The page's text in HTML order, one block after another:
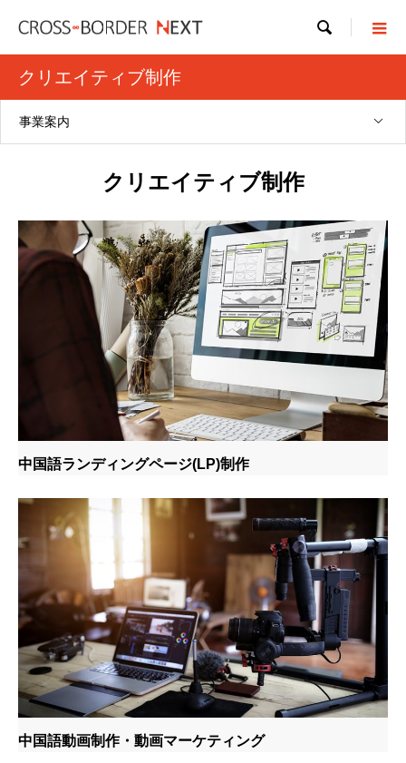

クリエイティブ制作
事業案内
クリエイティブ制作
中国語ランディングページ(LP)制作
中国語動画制作・動画マーケティング